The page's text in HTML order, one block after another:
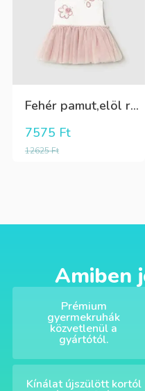
Fehér pamut,elöl rátűzött virággal,vállon és a szoknya része pöttyös tüll,egybe ruha
12625Ft
7575 Ft
Amiben
Prémium
gyermekruhák
közvetlenül a
gyártótól.
Kínálat újszülött kortól